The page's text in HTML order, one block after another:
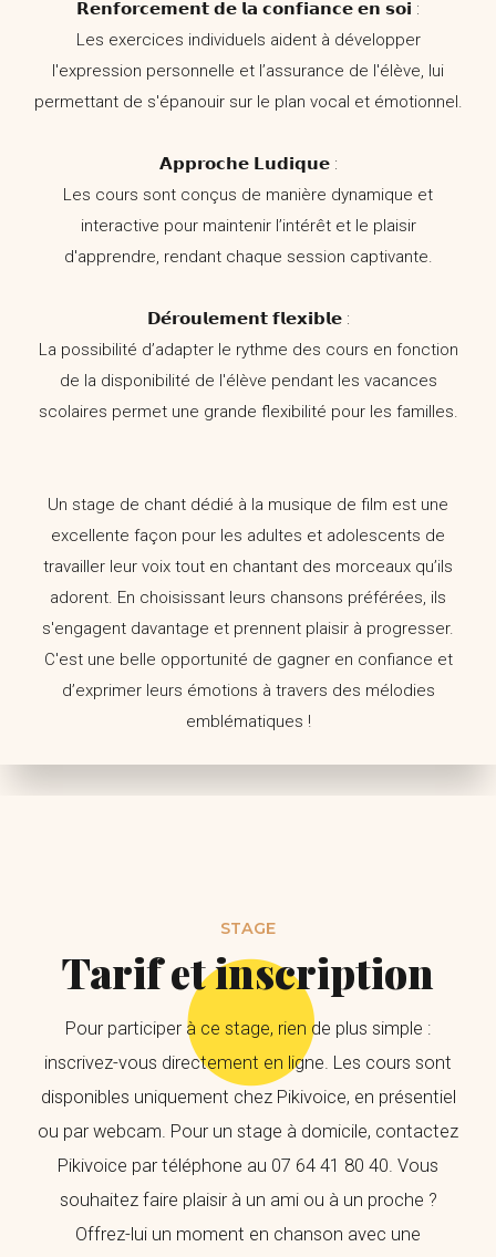
𝗥𝗲𝗻𝗳𝗼𝗿𝗰𝗲𝗺𝗲𝗻𝘁 𝗱𝗲 𝗹𝗮 𝗰𝗼𝗻𝗳𝗶𝗮𝗻𝗰𝗲 𝗲𝗻 𝘀𝗼𝗶 :
Les exercices individuels aident à développer
l'expression personnelle et l’assurance de l'élève, lui
permettant de s'épanouir sur le plan vocal et émotionnel.
𝗔𝗽𝗽𝗿𝗼𝗰𝗵𝗲 𝗟𝘂𝗱𝗶𝗾𝘂𝗲 :
Les cours sont conçus de manière dynamique et
interactive pour maintenir l’intérêt et le plaisir
d'apprendre, rendant chaque session captivante.
𝗗𝗲́𝗿𝗼𝘂𝗹𝗲𝗺𝗲𝗻𝘁 𝗳𝗹𝗲𝘅𝗶𝗯𝗹𝗲 :
La possibilité d’adapter le rythme des cours en fonction
de la disponibilité de l'élève pendant les vacances
scolaires permet une grande flexibilité pour les familles.
Un stage de chant dédié à la musique de film est une
excellente façon pour les adultes et adolescents de
travailler leur voix tout en chantant des morceaux qu’ils
adorent. En choisissant leurs chansons préférées, ils
s'engagent davantage et prennent plaisir à progresser.
C'est une belle opportunité de gagner en confiance et
d’exprimer leurs émotions à travers des mélodies
emblématiques !
STAGE
Tarif et inscription
Pour participer à ce stage, rien de plus simple :
inscrivez-vous directement en ligne. Les cours sont
disponibles uniquement chez Pikivoice, en présentiel
ou par webcam. Pour un stage à domicile, contactez
Pikivoice par téléphone au 07 64 41 80 40. Vous
souhaitez faire plaisir à un ami ou à un proche ?
Offrez-lui un moment en chanson avec une